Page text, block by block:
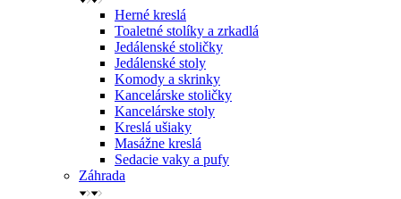
Herné kreslá
Toaletné stolíky a zrkadlá
Jedálenské stoličky
Jedálenské stoly
Komody a skrinky
Kancelárske stoličky
Kancelárske stoly
Kreslá ušiaky
Masážne kreslá
Sedacie vaky a pufy
Záhrada